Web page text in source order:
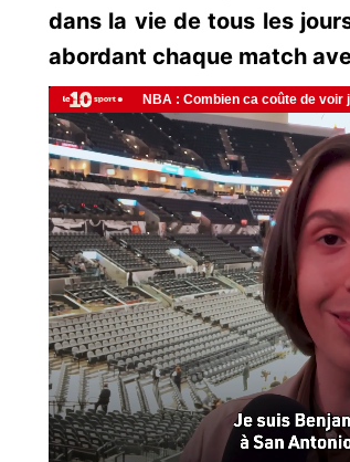
dans la vie de tous les
abordant chaque match